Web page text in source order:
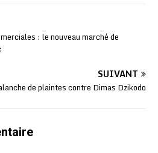
: le nouveau marché de
SUIVANT
de plaintes contre Dimas Dzikodo